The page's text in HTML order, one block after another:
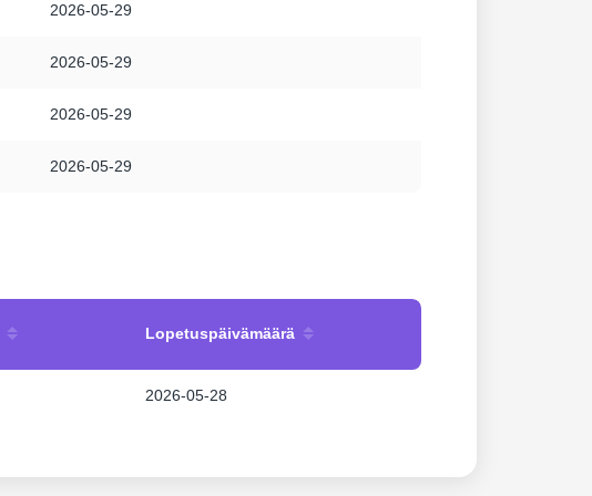
2026-05-29
2026-05-29
2026-05-29
2026-05-29
Lopetuspäivämäärä
2026-05-28